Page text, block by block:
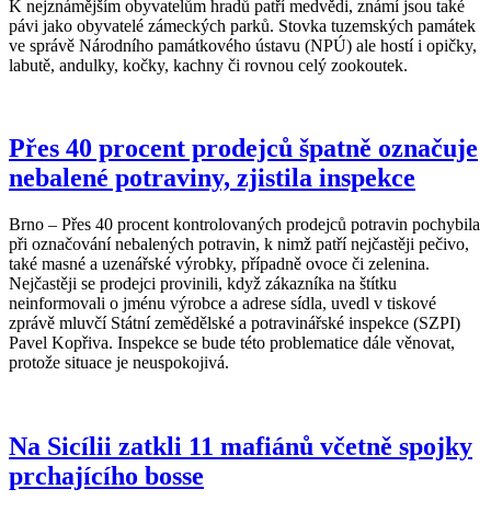
K nejznámějším obyvatelům hradů patří medvědi, známí jsou také
pávi jako obyvatelé zámeckých parků. Stovka tuzemských památek
ve správě Národního památkového ústavu (NPÚ) ale hostí i opičky,
labutě, andulky, kočky, kachny či rovnou celý zookoutek.
Přes 40 procent prodejců špatně označuje
nebalené potraviny, zjistila inspekce
Brno – Přes 40 procent kontrolovaných prodejců potravin pochybila
při označování nebalených potravin, k nimž patří nejčastěji pečivo,
také masné a uzenářské výrobky, případně ovoce či zelenina.
Nejčastěji se prodejci provinili, když zákazníka na štítku
neinformovali o jménu výrobce a adrese sídla, uvedl v tiskové
zprávě mluvčí Státní zemědělské a potravinářské inspekce (SZPI)
Pavel Kopřiva. Inspekce se bude této problematice dále věnovat,
protože situace je neuspokojivá.
Na Sicílii zatkli 11 mafiánů včetně spojky
prchajícího bosse